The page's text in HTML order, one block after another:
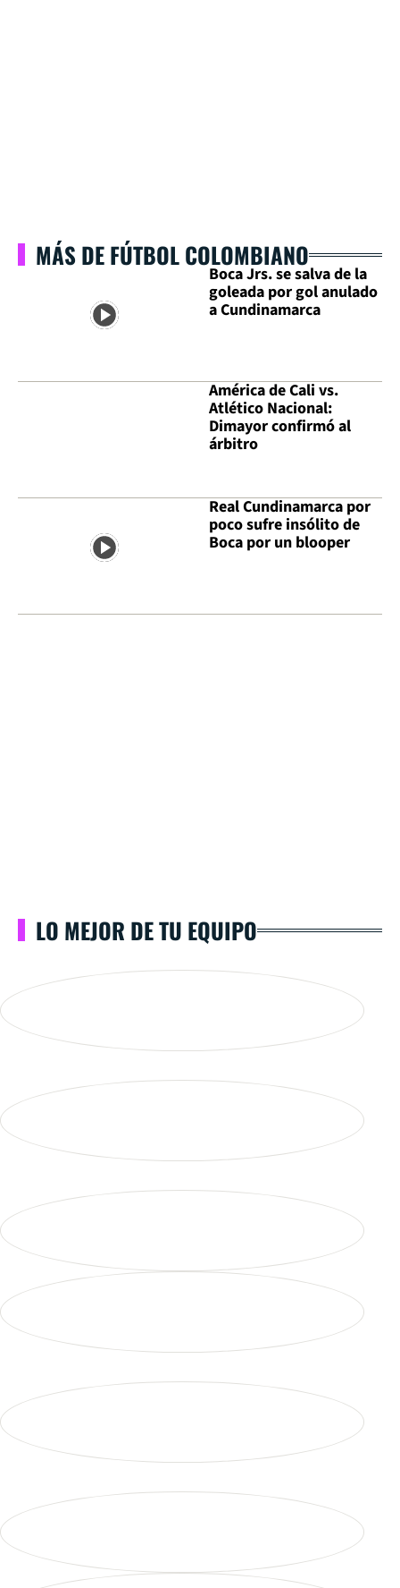
MÁS DE FÚTBOL COLOMBIANO
Boca Jrs. se salva de la
goleada por gol anulado
a Cundinamarca
América de Cali vs.
Atlético Nacional:
Dimayor confirmó al
árbitro
Real Cundinamarca por
poco sufre insólito de
Boca por un blooper
LO MEJOR DE TU EQUIPO